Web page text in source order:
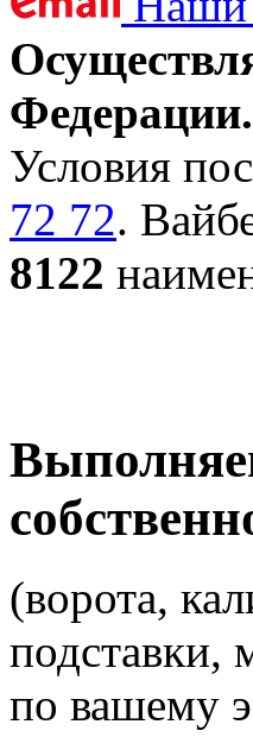
Федерации.
Условия
72 72.
8122
(ворота,
подставки,
по вашему